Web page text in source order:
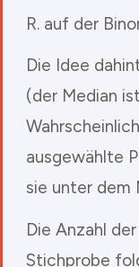
R. auf der
Die Idee
(der Median
ausgewählte
sie unter dem
Die Anzahl
Stichprobe